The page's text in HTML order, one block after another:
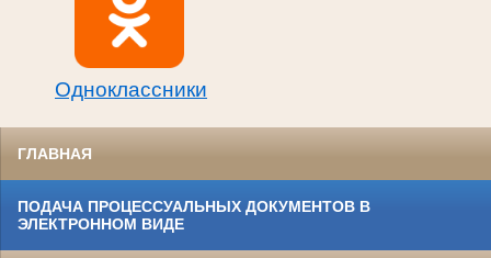
Одноклассники
ГЛАВНАЯ
ПОДАЧА ПРОЦЕССУАЛЬНЫХ ДОКУМЕНТОВ В
ЭЛЕКТРОННОМ ВИДЕ